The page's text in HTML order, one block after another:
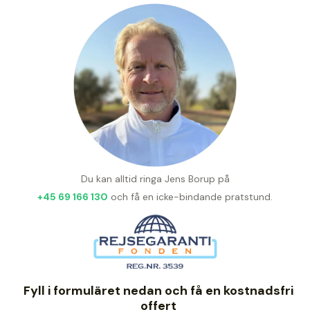
Du kan alltid ringa Jens Borup på
+45 69 166 130 och få en icke-bindande pratstund.
Fyll i formuläret nedan och få en kostnadsfri
offert